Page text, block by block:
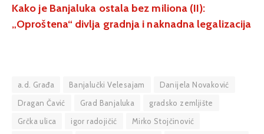
Kako je Banjaluka ostala bez miliona (II):
„Oproštena“ divlja gradnja i naknadna legalizacija
a.d. Građa Banjalučki Velesajam
Danijela Novaković
Dragan Čavić
Grad Banjaluka
gradsko zemljište
Grčka ulica
igor radojičić
Mirko Stojčinović